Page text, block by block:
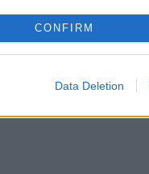
CONFIRM
Data Deletion